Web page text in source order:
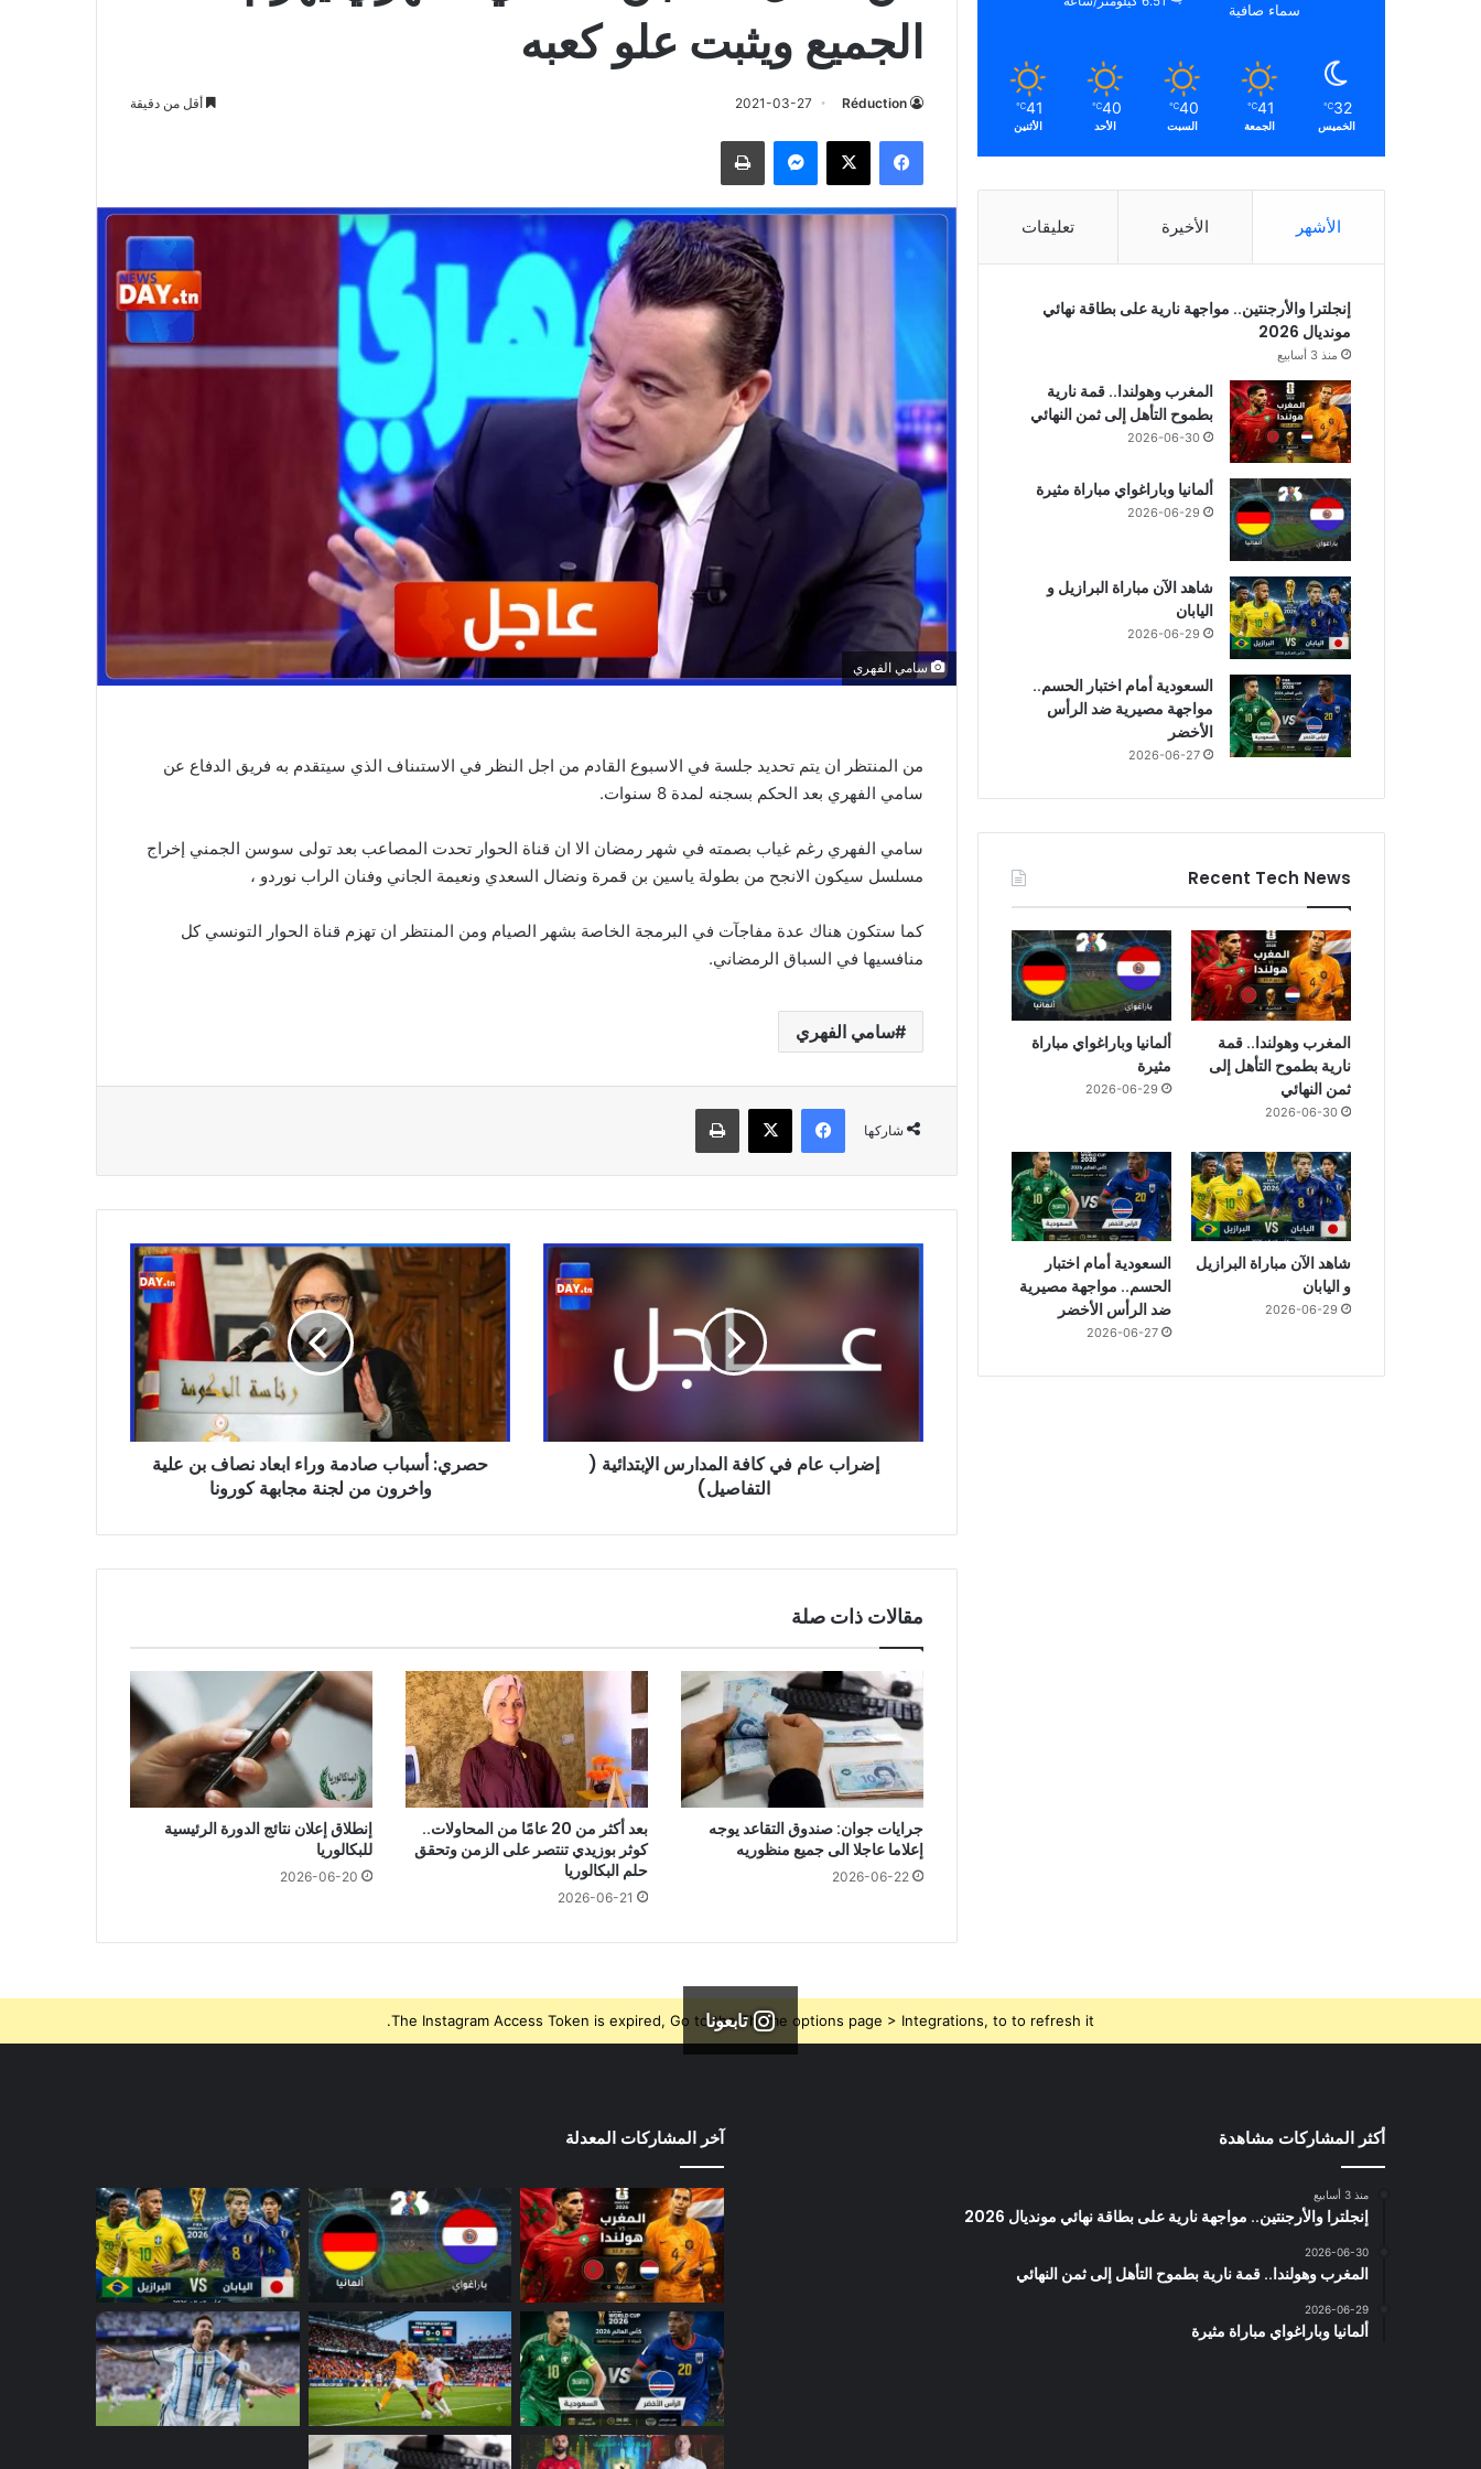
الجميع ويثبت علو كعبه
Réduction
2021-03-27 أقل من دقيقة
فيسبوك ‫X ماسنجر طباعة
سامي الفهري
من المنتظر ان يتم تحديد جلسة في الاسبوع القادم من اجل النظر في الاستىناف الذي سيتقدم به فريق الدفاع عن
سامي الفهري بعد الحكم بسجنه لمدة 8 سنوات.
سامي الفهري رغم غياب بصمته في شهر رمضان الا ان قناة الحوار تحدت المصاعب بعد تولى سوسن الجمني إخراج
مسلسل سيكون الانجح من بطولة ياسين بن قمرة ونضال السعدي ونعيمة الجاني وفنان الراب نوردو ،
كما ستكون هناك عدة مفاجآت في البرمجة الخاصة بشهر الصيام ومن المنتظر ان تهزم قناة الحوار التونسي كل
منافسيها في السباق الرمضاني.
سامي الفهري
شاركها
فيسبوك ‫X طباعة
إضراب
الإبتدائية
إضراب عام في كافة المدارس الإبتدائية (
التفاصيل)
حصري:
أسباب
صادمة
وراء
ابعاد
نصاف
بن
علية
واخرون
كورونا
حصري: أسباب صادمة وراء ابعاد نصاف بن علية
واخرون من لجنة مجابهة كورونا
مقالات ذات صلة
جرايات جوان: صندوق التقاعد يوجه
إعلاما عاجلا الى جميع منظوريه
2026-06-22
بعد أكثر من 20 عامًا من المحاولات..
كوثر بوزيدي تنتصر على الزمن وتحقق
حلم البكالوريا
2026-06-21
إنطلاق إعلان نتائج الدورة الرئيسية
للبكالوريا
2026-06-20
سماء صافية
32
℃
الخميس
41
℃
الجمعة
40
℃
السبت
40
℃
الأحد
41
℃
الأثنين
الأشهر الأخيرة تعليقات
إنجلترا والأرجنتين.. مواجهة نارية على بطاقة نهائي
مونديال 2026
منذ 3 أسابيع
المغرب وهولندا.. قمة نارية
بطموح التأهل إلى ثمن النهائي
2026-06-30
ألمانيا وباراغواي مباراة مثيرة
2026-06-29
شاهد الآن مباراة البرازيل و
اليابان
2026-06-29
السعودية أمام اختبار الحسم..
مواجهة مصيرية ضد الرأس
الأخضر
2026-06-27
Recent Tech News
المغرب وهولندا.. قمة
نارية بطموح التأهل إلى
ثمن النهائي
2026-06-30
ألمانيا وباراغواي مباراة
مثيرة
2026-06-29
شاهد الآن مباراة البرازيل
و اليابان
2026-06-29
السعودية أمام اختبار
الحسم.. مواجهة مصيرية
ضد الرأس الأخضر
2026-06-27
تابعونا
The Instagram Access Token is expired, Go to the Theme options page > Integrations, to to refresh it.
أكثر المشاركات مشاهدة
منذ 3 أسابيع
إنجلترا والأرجنتين.. مواجهة نارية على بطاقة نهائي مونديال 2026
2026-06-30
المغرب وهولندا.. قمة نارية بطموح التأهل إلى ثمن النهائي
2026-06-29
ألمانيا وباراغواي مباراة مثيرة
آخر المشاركات المعدلة